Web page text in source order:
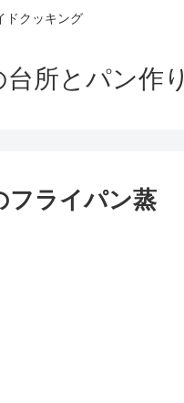
ドクッキング
所とパン作り
フライパン蒸